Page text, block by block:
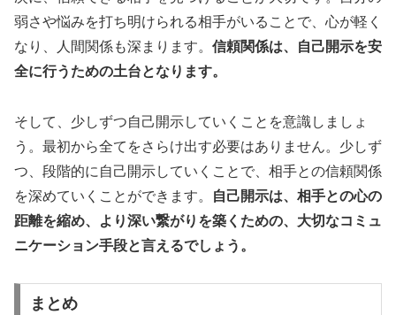
弱さや悩みを打ち明けられる相手がいることで、心が軽く
なり、人間関係も深まります。 信頼関係は、自己開示を安
全に行うための土台となります。
そして、少しずつ自己開示していくことを意識しましょ
う。最初から全てをさらけ出す必要はありません。少しず
つ、段階的に自己開示していくことで、相手との信頼関係
を深めていくことができます。
自己開示は、相手との心の
距離を縮め、より深い繋がりを築くための、大切なコミュ
ニケーション手段と言えるでしょう。
まとめ